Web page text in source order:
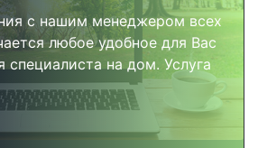
с нашим менеджером всех
любое удобное для Вас
специалиста на дом. Услуга